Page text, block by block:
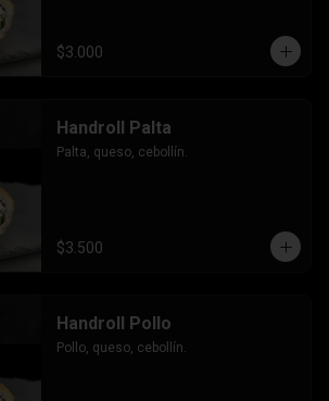
$3.000
Handroll Palta
Palta, queso, cebollín.
$3.500
Handroll Pollo
Pollo, queso, cebollín.